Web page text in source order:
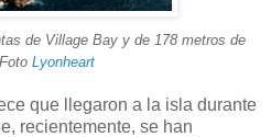
de Village Bay y de 178 metros de
Lyonheart
que llegaron a la isla durante
recientemente, se han